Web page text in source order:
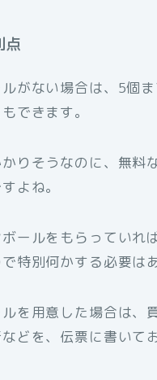
点
がない場合は、5個
できます。
りそうなのに、無料
よね。
ールをもらっていれ
特別何かする必要は
を用意した場合は、
どを、伝票に書いて